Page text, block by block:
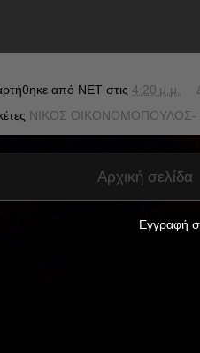
από NET στις 4:20 μ.μ.
ΝΙΚΟΣ
Αρχική σελίδα
Εγγραφή